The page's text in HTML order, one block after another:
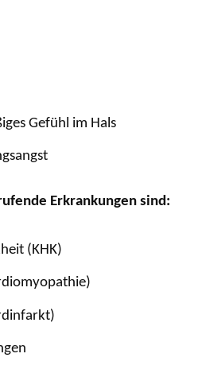
Gefühl im Hals
Erkrankungen sind:
(KHK)